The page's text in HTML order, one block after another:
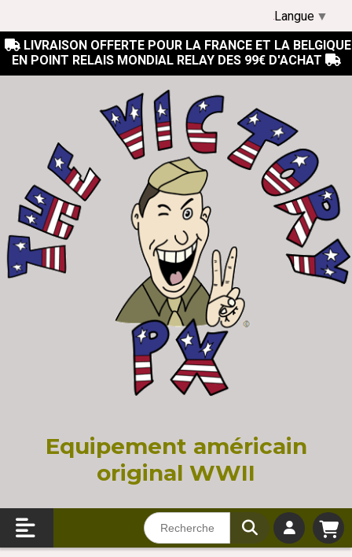
 LIVRAISON OFFERTE POUR LA FRANCE ET LA BELGIQUE
EN POINT RELAIS MONDIAL RELAY DES 99€ D'ACHAT 
Equipement américain
original WWII
Langue ▼